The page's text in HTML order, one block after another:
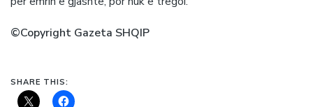
©Copyright Gazeta SHQIP
SHARE THIS: